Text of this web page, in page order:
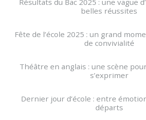
Résultats du Bac 2025 : une vague
belles réussites
Fête de l’école 2025 : un grand
de convivialité
Théâtre en anglais : une scène
s’exprimer
Dernier jour d’école : entre
départs